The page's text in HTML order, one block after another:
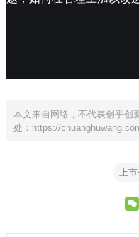
本文来自网络，不代表创乎创
处： https://
上市